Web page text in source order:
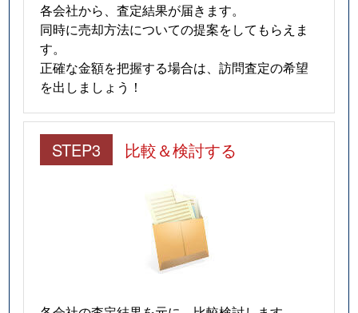
各会社から、査定結果が届きます。
同時に売却方法についての提案をしてもらえま
す。
正確な金額を把握する場合は、訪問査定の希望
を出しましょう！
STEP3 比較＆検討する